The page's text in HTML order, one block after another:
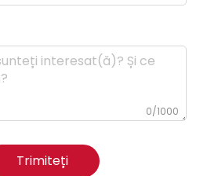
0/1000
Trimiteți